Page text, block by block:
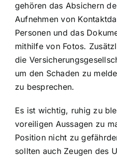
gehören das Absichern
Aufnehmen von
Personen und das
mithilfe von Fotos.
die
um den Schaden zu
zu besprechen.
Es ist wichtig, ruhig zu
voreiligen Aussagen zu
Position nicht zu
sollten auch Zeugen des